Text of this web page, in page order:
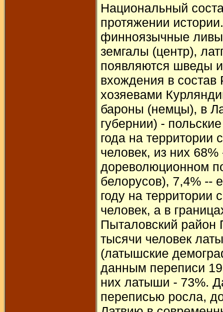
Национальный
протяжении
финноязычные
земгалы (центр),
появляются шведы
вхождения в
хозяевами
бароны (немцы), в
губернии) -
года на территории
человек, из них
дореволюционном
белорусов), 7,4% --
году на территории
человек, а в
Пыталовский район
тысячи человек
(латышские
данным переписи
них латыши - 73%.
переписью росла,